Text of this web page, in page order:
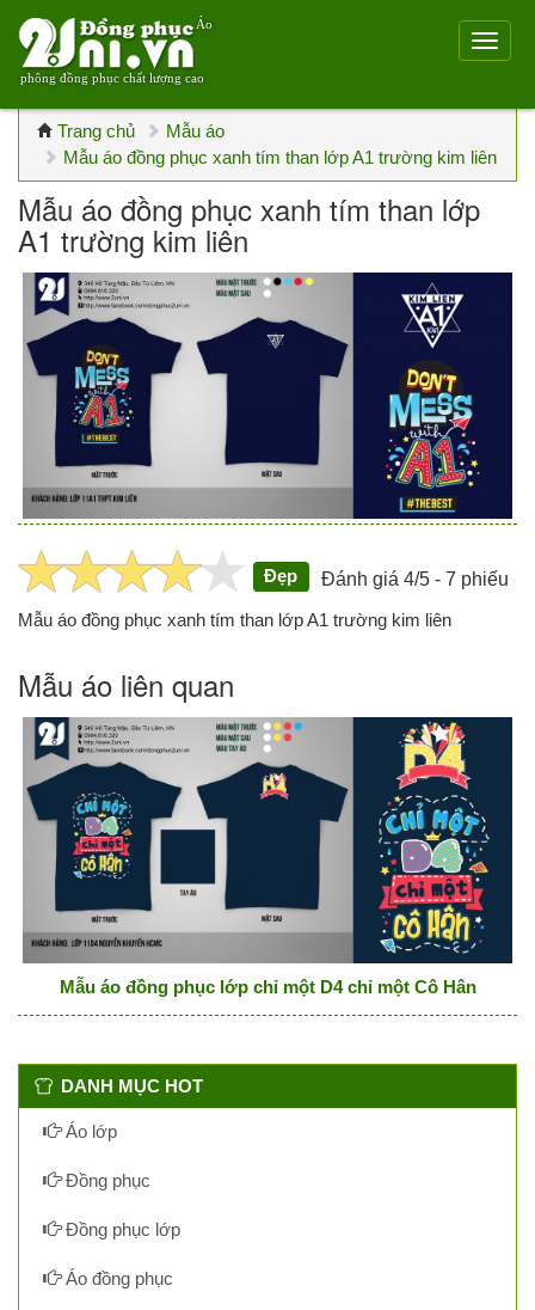
Áo
phông đồng phục chất lượng cao
Trang chủ
Mẫu áo
Mẫu áo đồng phục xanh tím than lớp A1 trường kim liên
Mẫu áo đồng phục xanh tím than lớp
A1 trường kim liên
Đẹp Đánh giá 4/5 - 7 phiếu
Mẫu áo đồng phục xanh tím than lớp A1 trường kim liên
Mẫu áo liên quan
Mẫu áo đồng phục lớp chỉ một D4 chỉ một Cô Hân
DANH MỤC HOT
Áo lớp
Đồng phục
Đồng phục lớp
Áo đồng phục